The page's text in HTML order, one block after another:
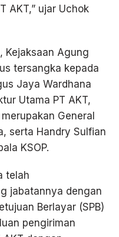
AKT,” ujar Uchok
Kejaksaan Agung
tersangka kepada
Jaya Wardhana
Utama PT AKT,
General
serta Handry Sulfian
KSOP.
telah
jabatannya dengan
Berlayar (SPB)
pengiriman